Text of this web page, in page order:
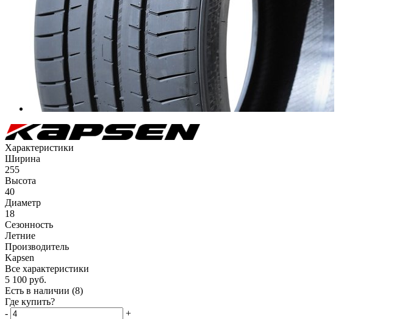
Характеристики
Ширина
255
Высота
40
Диаметр
18
Сезонность
Летние
Производитель
Kapsen
Все характеристики
5 100 руб.
Есть в наличии (8)
Где купить?
-
+